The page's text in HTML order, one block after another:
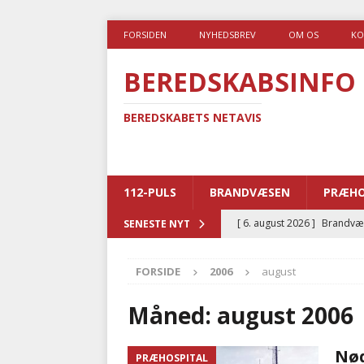
FORSIDEN NYHEDSBREV OM OS
BEREDSKABSINFO
BEREDSKABETS NETAVIS
112-PULS BRANDVÆSEN
SENESTE NYT [ 6. august 2026 ]
[ 5. august 2026 ]
i det offentlige
[ 5. august 2026 ]
[ 4. august 2026 ]
FORSIDE 2006 august
Måned: august 2006
PRÆHOSPITAL